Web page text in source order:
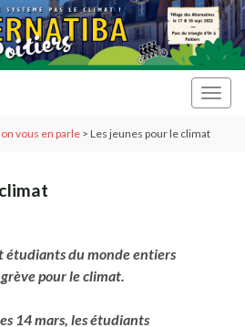
vous en parle > Les jeunes pour le climat
étudiants du monde entiers
pour le climat.
14 mars, les étudiants